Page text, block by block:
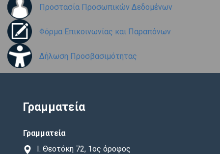
Προστασία Προσωπικών Δεδομένων
Φόρμα Επικοινωνίας και Παραπόνων
Δήλωση Προσβασιμότητας
Γραμματεία
Γραμματεία
Ι. Θεοτόκη 72, 1ος όροφος